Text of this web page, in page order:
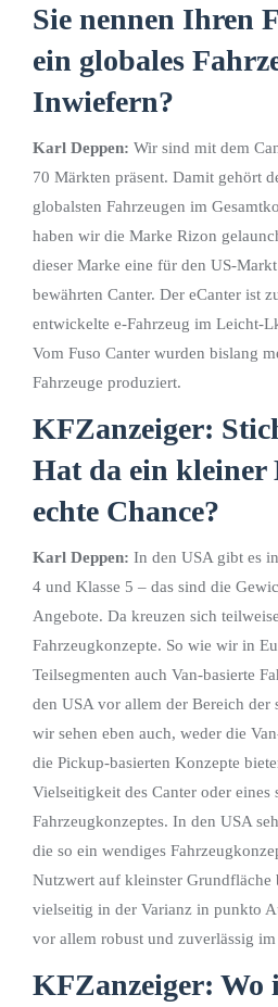
Sie nennen Ihren
ein globales
Inwiefern?
Karl Deppen: Wir sind mit dem
70 Märkten präsent. Damit gehört
globalsten Fahrzeugen im
haben wir die Marke Rizon
dieser Marke eine für den US-
bewährten Canter. Der eCanter ist
entwickelte e-Fahrzeug im Leicht-
Vom Fuso Canter wurden bislang
Fahrzeuge produziert.
KFZanzeiger:
Hat da ein kleiner
echte Chance?
Karl Deppen: In den USA gibt es
4 und Klasse 5 – das sind die
Angebote. Da kreuzen sich
Fahrzeugkonzepte. So wie wir in
Teilsegmenten auch Van-basierte
den USA vor allem der Bereich der
wir sehen eben auch, weder die
die Pickup-basierten Konzepte
Vielseitigkeit des Canter oder eines
Fahrzeugkonzeptes. In den USA
die so ein wendiges
Nutzwert auf kleinster Grundfläche
vielseitig in der Varianz in punkto
vor allem robust und zuverlässig
KFZanzeiger: Wo